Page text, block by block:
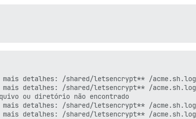
detalhes: /shared/letsencrypt** /acme.sh.log
detalhes: /shared/letsencrypt** /acme.sh.log
ou diretório não encontrado
detalhes: /shared/letsencrypt** /acme.sh.log
detalhes: /shared/letsencrypt** /acme.sh.log